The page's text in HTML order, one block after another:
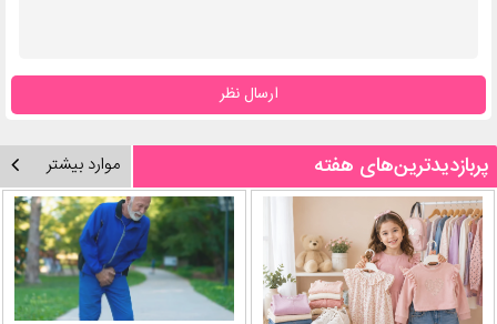
ارسال نظر
پربازدیدترین‌های هفته موارد بیشتر